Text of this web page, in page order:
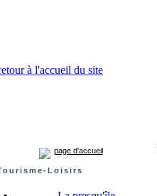
page d'accueil
Loisirs